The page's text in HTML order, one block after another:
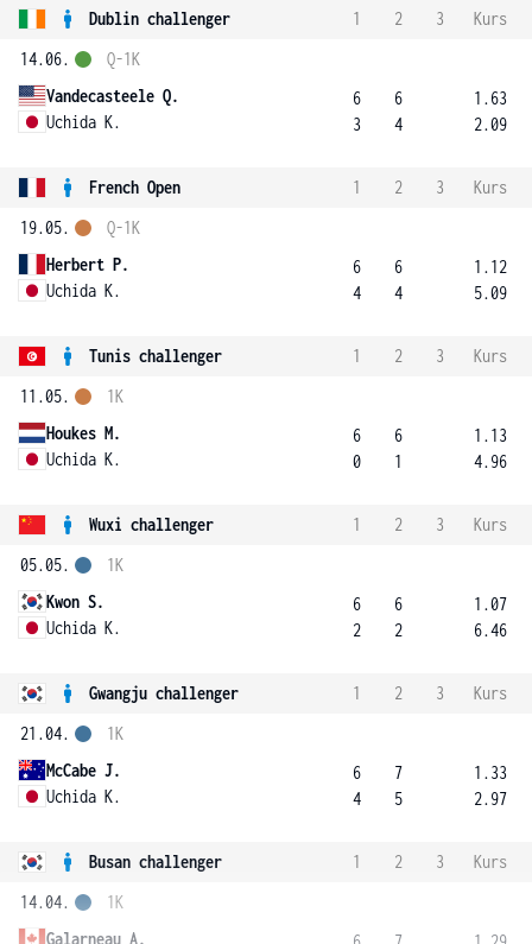
Dublin challenger 1 2 3
Kurs
14.06.
Vandecasteele Q.
Uchida K.
Q-1K
6
3
6
4
1.63
2.09
French Open 1 2 3
Kurs
19.05.
Herbert P.
Uchida K.
Q-1K
6
4
6
4
1.12
5.09
Tunis challenger 1 2 3
Kurs
11.05.
Houkes M.
Uchida K.
1K
6
0
6
1
1.13
4.96
Wuxi challenger 1 2 3
Kurs
05.05.
Kwon S.
Uchida K.
1K
6
2
6
2
1.07
6.46
Gwangju challenger 1 2 3
Kurs
21.04.
McCabe J.
Uchida K.
1K
6
4
7
5
1.33
2.97
Busan challenger 1 2 3
Kurs
14.04.
Galarneau A.
1K